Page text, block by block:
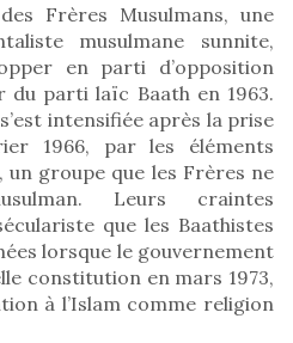
Frères Musulmans, une
musulmane sunnite,
en parti d’opposition
du parti laïc Baath en 1963.
intensifiée après la prise
1966, par les éléments
un groupe que les Frères ne
Leurs craintes
que les Baathistes
lorsque le gouvernement
constitution en mars 1973,
à l’Islam comme religion